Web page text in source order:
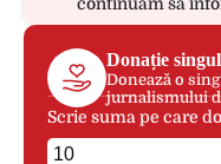
Donație
Donează o
jurnalismului
Scrie suma pe care